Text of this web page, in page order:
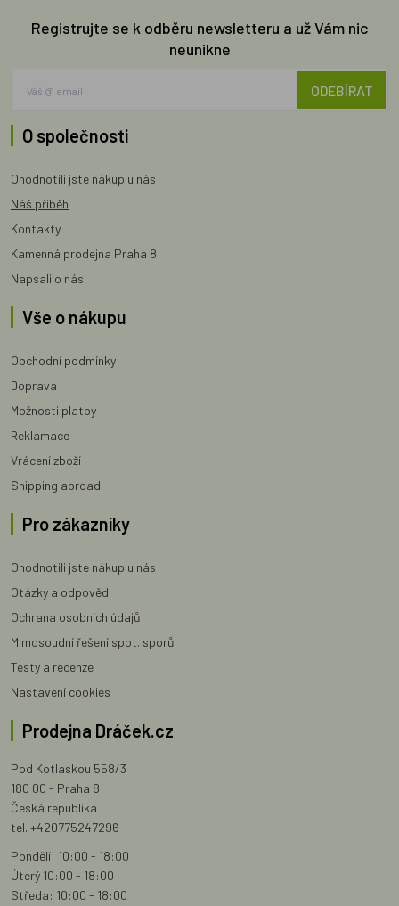
Registrujte se k odběru newsletteru a už Vám nic
neunikne
ODEBÍRAT
O společnosti
Ohodnotili jste nákup u nás
Náš příběh
Kontakty
Kamenná prodejna Praha 8
Napsali o nás
Vše o nákupu
Obchodní podmínky
Doprava
Možnosti platby
Reklamace
Vrácení zboží
Shipping abroad
Pro zákazníky
Ohodnotili jste nákup u nás
Otázky a odpovědi
Ochrana osobních údajů
Mimosoudní řešení spot. sporů
Testy a recenze
Nastavení cookies
Prodejna Dráček.cz
Pod Kotlaskou 558/3
180 00 - Praha 8
Česká republika
tel. +420775247296
Pondělí: 10:00 - 18:00
Úterý 10:00 - 18:00
Středa: 10:00 - 18:00